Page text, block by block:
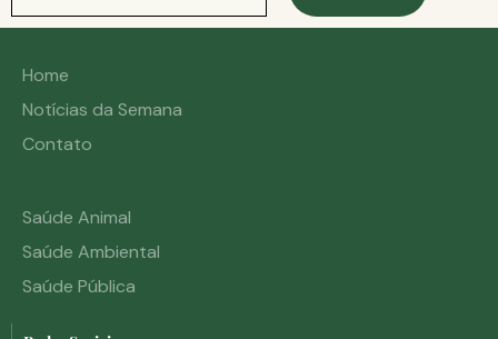
Home
Notícias da Semana
Contato
Saúde Animal
Saúde Ambiental
Saúde Pública